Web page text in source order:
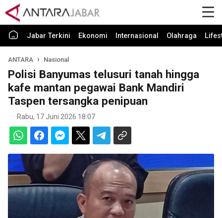
Jabar Terkini Ekonomi Internasional Olahraga
ANTARA Nasional
Polisi Banyumas telusuri tanah hingga
kafe mantan pegawai Bank Mandiri
Taspen tersangka penipuan
Rabu, 17 Juni 2026 18:07